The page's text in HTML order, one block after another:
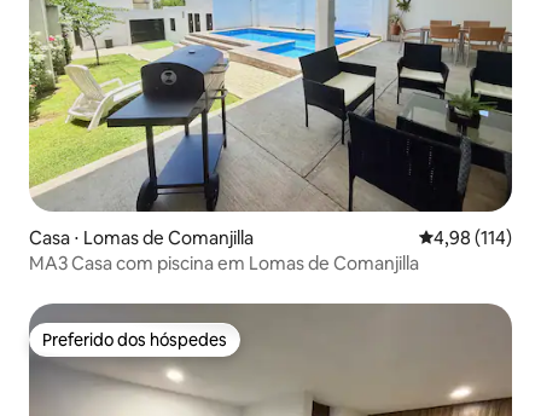
Casa ⋅ Lomas de Comanjilla 4,98 de uma
4,98 (114)
MA3 Casa com piscina em Lomas de Comanjilla
Preferido dos hóspedes
Preferido dos hóspedes